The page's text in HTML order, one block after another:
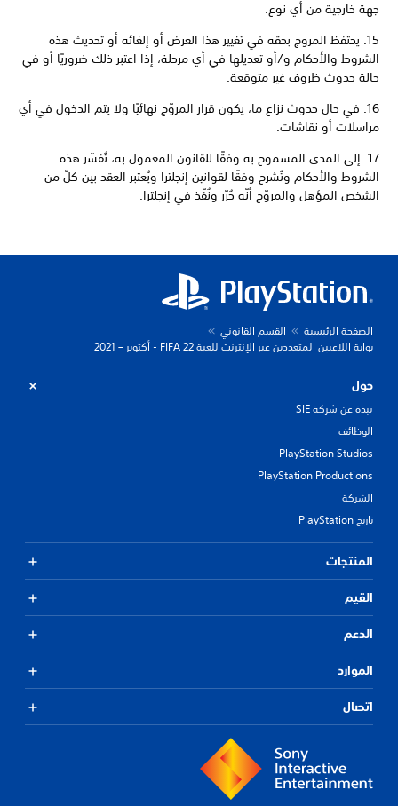
جهة خارجية من أي نوع.
15. يحتفظ المروج بحقه في تغيير هذا العرض أو إلغائه أو تحديث هذه
الشروط والأحكام و/أو تعديلها في أي مرحلة، إذا اعتبر ذلك ضروريًا أو في
حالة حدوث ظروف غير متوقعة.
16. في حال حدوث نزاع ما، يكون قرار المروّج نهائيًا ولا يتم الدخول في أي
مراسلات أو نقاشات.
17. إلى المدى المسموح به وفقًا للقانون المعمول به، تُفسّر هذه
الشروط والأحكام وتُشرح وفقًا لقوانين إنجلترا ويُعتبر العقد بين كلّ من
الشخص المؤهل والمروّج أنّه حُرّر ونُفّذ في إنجلترا.
الصفحة الرئيسية
القسم القانوني
بوابة اللاعبين المتعددين عبر الإنترنت للعبة FIFA 22 - أكتوبر – 2021
حول
نبذة عن شركة SIE
الوظائف
PlayStation Studios
PlayStation Productions
الشركة
تاريخ PlayStation
المنتجات
القيم
الدعم
الموارد
اتصال